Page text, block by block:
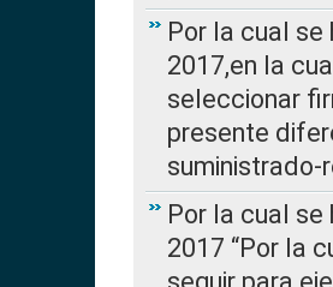
Por la cual se
2017,en la
seleccionar
presente
Por la cual se
2017 “Por la